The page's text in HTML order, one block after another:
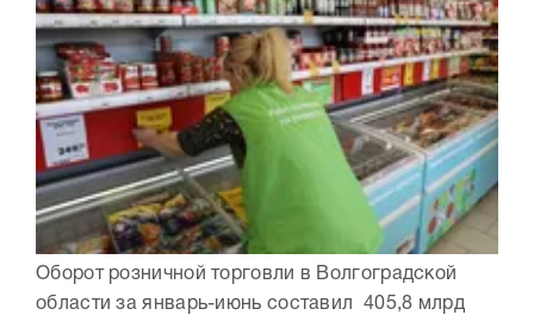
Оборот розничной торговли в Волгоградской
области за январь-июнь составил 405,8 млрд